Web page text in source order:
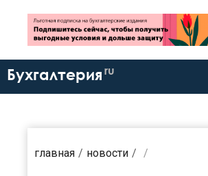
Бухгалтерия ru
главная новости